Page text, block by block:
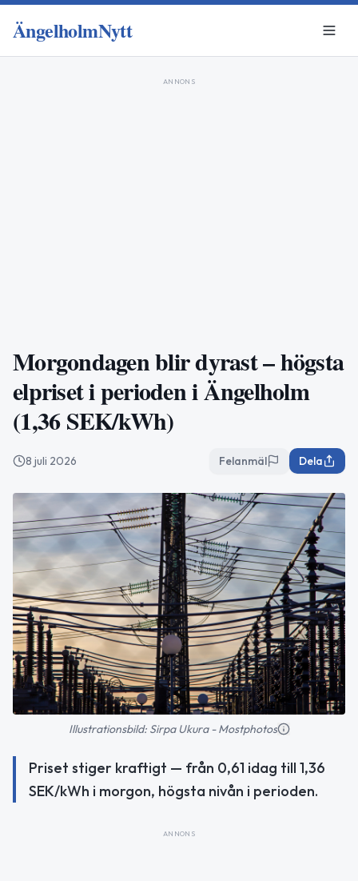
ÄngelholmNytt
ANNONS
Morgondagen blir dyrast – högsta
elpriset i perioden i Ängelholm
(1,36 SEK/kWh)
8 juli 2026 Felanmäl Dela
Illustrationsbild: Sirpa Ukura - Mostphotos
Priset stiger kraftigt — från 0,61 idag till 1,36
SEK/kWh i morgon, högsta nivån i perioden.
ANNONS